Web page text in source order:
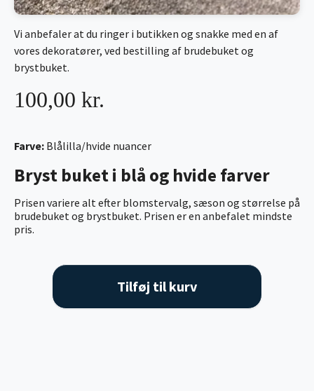
Bryst buket i blå og hvide farver
Prisen variere alt efter blomstervalg, sæson og størrelse på
brudebuket og brystbuket. Prisen er en anbefalet mindste
pris.
Vi anbefaler at du ringer i butikken og snakke med en af
vores dekoratører, ved bestilling af brudebuket og
brystbuket.
100,00 kr.
Farve: Blålilla/hvide nuancer
Tilføj til kurv